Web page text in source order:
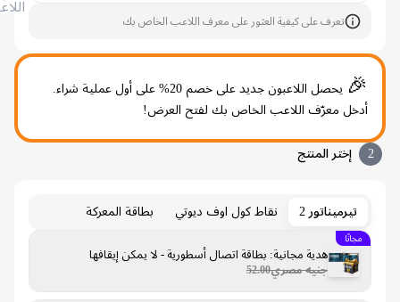
اللاعب
تعرف على كيفية العثور على معرف اللاعب الخاص بك
🎉
يحصل اللاعبون جديد على خصم 20% على أول عملية شراء.
أدخل معرّف اللاعب الخاص بك لفتح العرض!
إختر المنتج
تيرميناتور 2 نقاط كول اوف ديوتي بطاقة المعركة
هدية مجانية: بطاقة اتصال أسطورية - لا يمكن إيقافها
جنيه مصري52.00
مجانًا